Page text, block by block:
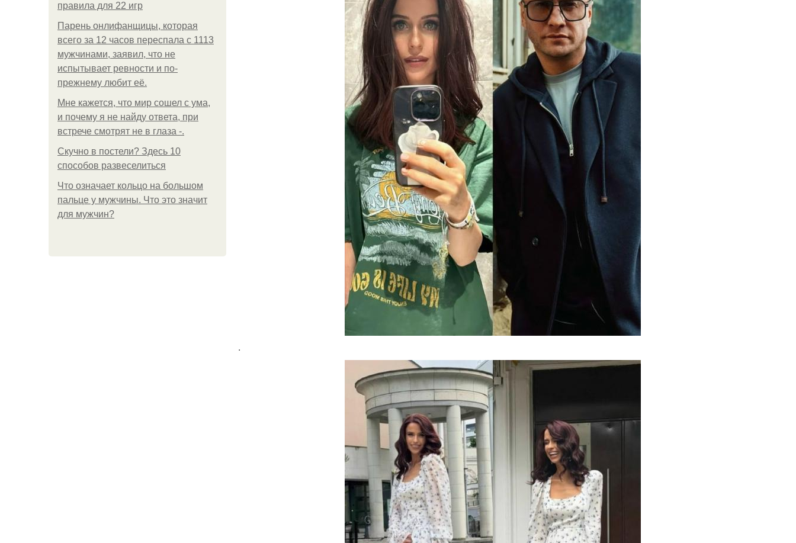
правила для 22 игр
Парень онлифанщицы, которая
всего за 12 часов переспала с 1113
мужчинами, заявил, что не
испытывает ревности и по-
прежнему любит её.
Мне кажется, что мир сошел с ума,
и почему я не найду ответа, при
встрече смотрят не в глаза -.
Скучно в постели? Здесь 10
способов развеселиться
Что означает кольцо на большом
пальце у мужчины. Что это значит
для мужчин?
.